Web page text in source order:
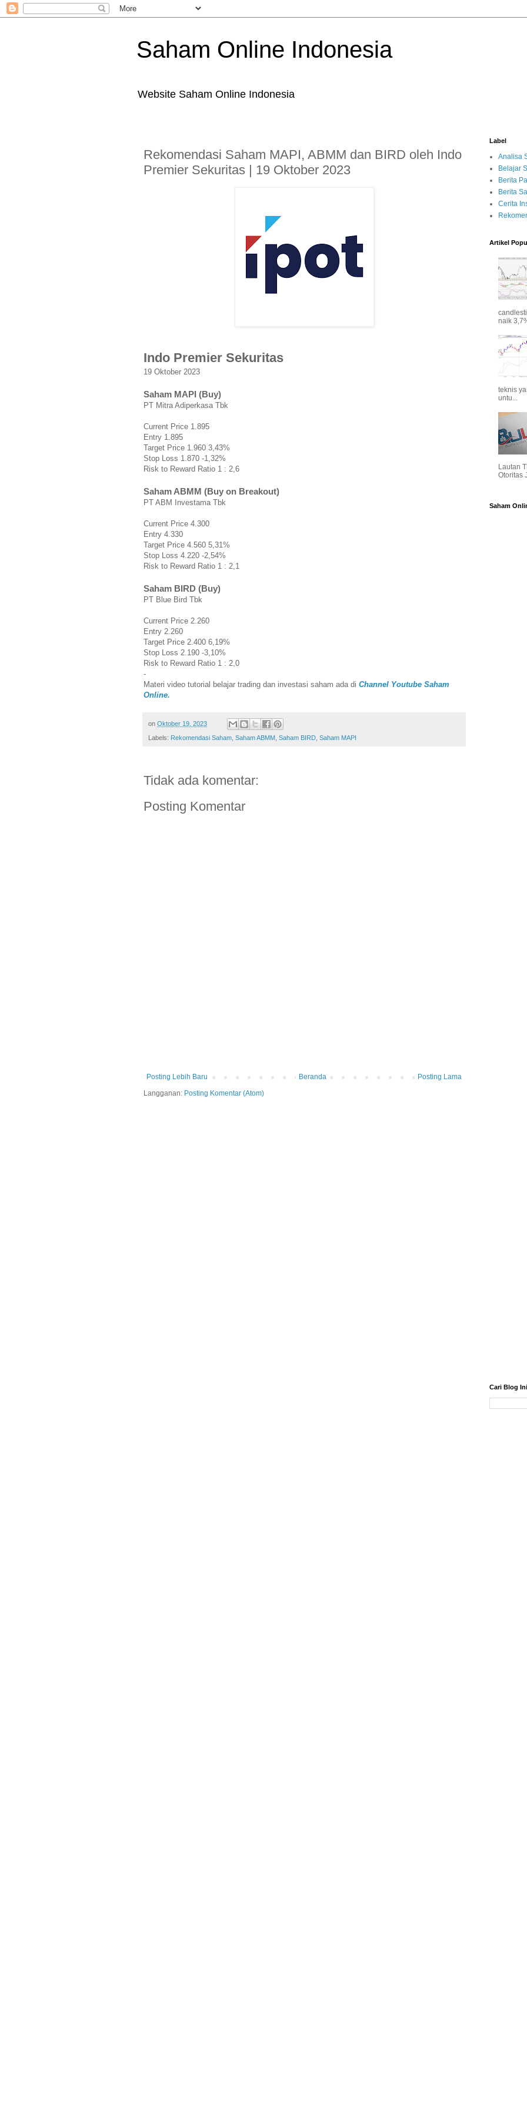
Saham Online Indonesia
Website Saham Online Indonesia
Rekomendasi Saham MAPI, ABMM dan BIRD oleh Indo
Premier Sekuritas | 19 Oktober 2023
Indo Premier Sekuritas
19 Oktober 2023
Saham MAPI (Buy)
PT Mitra Adiperkasa Tbk
Current Price 1.895
Entry 1.895
Target Price 1.960 3,43%
Stop Loss 1.870 -1,32%
Risk to Reward Ratio 1 : 2,6
Saham ABMM (Buy on Breakout)
PT ABM Investama Tbk
Current Price 4.300
Entry 4.330
Target Price 4.560 5,31%
Stop Loss 4.220 -2,54%
Risk to Reward Ratio 1 : 2,1
Saham BIRD (Buy)
PT Blue Bird Tbk
Current Price 2.260
Entry 2.260
Target Price 2.400 6,19%
Stop Loss 2.190 -3,10%
Risk to Reward Ratio 1 : 2,0
-
Materi video tutorial belajar trading dan investasi saham ada di Channel Youtube Saham
Online.
on Oktober 19, 2023
Labels: Rekomendasi Saham Saham ABMM Saham BIRD Saham MAPI
Tidak ada komentar:
Posting Komentar
Posting Lebih Baru Posting Lama
Beranda
Langganan: Posting Komentar (Atom)
Label
Analisa
Belajar
Berita
Berita
Cerita
Artikel
naik
teknis
untu...
Lautan
Otoritas
Saham
Cari Blog Ini